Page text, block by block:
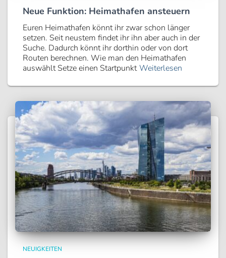
Neue Funktion: Heimathafen ansteuern
Euren Heimathafen könnt ihr zwar schon länger
setzen. Seit neustem findet ihr ihn aber auch in der
Suche. Dadurch könnt ihr dorthin oder von dort
Routen berechnen. Wie man den Heimathafen
auswählt Setze einen Startpunkt Weiterlesen
NEUIGKEITEN